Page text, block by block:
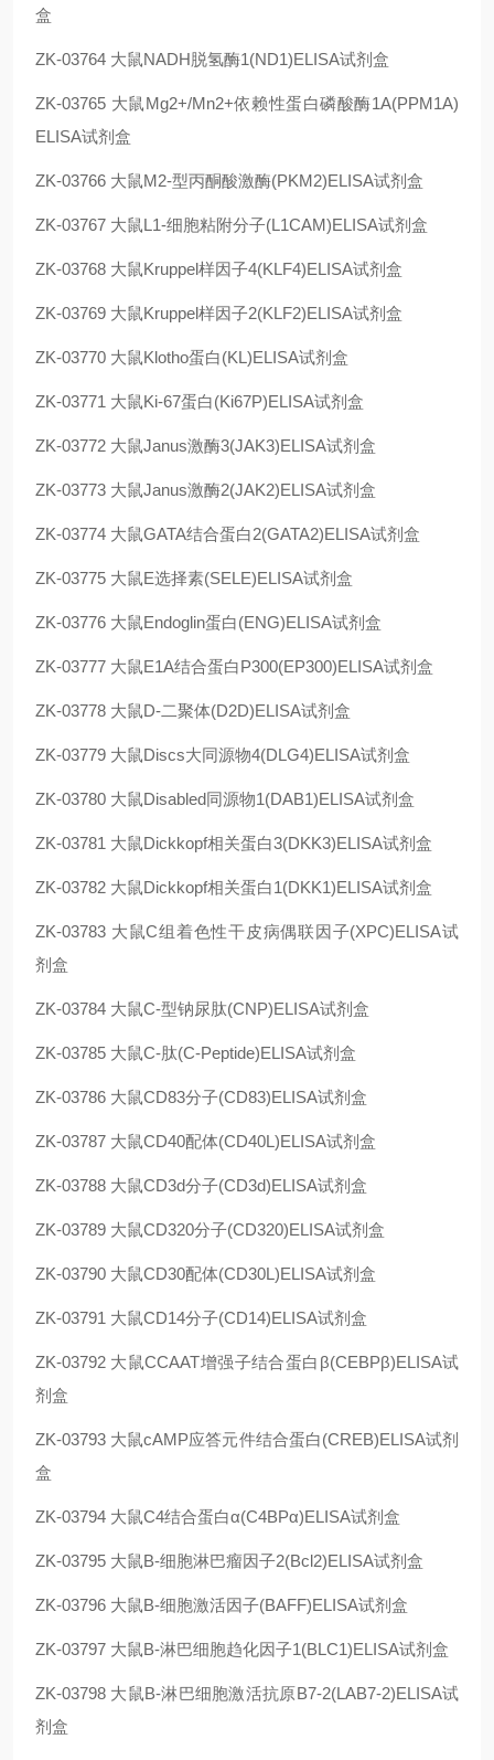
盒
ZK-03764 大鼠NADH脱氢酶1(ND1)ELISA试剂盒
ZK-03765 大鼠Mg2+/Mn2+依赖性蛋白磷酸酶1A(PPM1A)
ELISA试剂盒
ZK-03766 大鼠M2-型丙酮酸激酶(PKM2)ELISA试剂盒
ZK-03767 大鼠L1-细胞粘附分子(L1CAM)ELISA试剂盒
ZK-03768 大鼠Kruppel样因子4(KLF4)ELISA试剂盒
ZK-03769 大鼠Kruppel样因子2(KLF2)ELISA试剂盒
ZK-03770 大鼠Klotho蛋白(KL)ELISA试剂盒
ZK-03771 大鼠Ki-67蛋白(Ki67P)ELISA试剂盒
ZK-03772 大鼠Janus激酶3(JAK3)ELISA试剂盒
ZK-03773 大鼠Janus激酶2(JAK2)ELISA试剂盒
ZK-03774 大鼠GATA结合蛋白2(GATA2)ELISA试剂盒
ZK-03775 大鼠E选择素(SELE)ELISA试剂盒
ZK-03776 大鼠Endoglin蛋白(ENG)ELISA试剂盒
ZK-03777 大鼠E1A结合蛋白P300(EP300)ELISA试剂盒
ZK-03778 大鼠D-二聚体(D2D)ELISA试剂盒
ZK-03779 大鼠Discs大同源物4(DLG4)ELISA试剂盒
ZK-03780 大鼠Disabled同源物1(DAB1)ELISA试剂盒
ZK-03781 大鼠Dickkopf相关蛋白3(DKK3)ELISA试剂盒
ZK-03782 大鼠Dickkopf相关蛋白1(DKK1)ELISA试剂盒
ZK-03783 大鼠C组着色性干皮病偶联因子(XPC)ELISA试
剂盒
ZK-03784 大鼠C-型钠尿肽(CNP)ELISA试剂盒
ZK-03785 大鼠C-肽(C-Peptide)ELISA试剂盒
ZK-03786 大鼠CD83分子(CD83)ELISA试剂盒
ZK-03787 大鼠CD40配体(CD40L)ELISA试剂盒
ZK-03788 大鼠CD3d分子(CD3d)ELISA试剂盒
ZK-03789 大鼠CD320分子(CD320)ELISA试剂盒
ZK-03790 大鼠CD30配体(CD30L)ELISA试剂盒
ZK-03791 大鼠CD14分子(CD14)ELISA试剂盒
ZK-03792 大鼠CCAAT增强子结合蛋白β(CEBPβ)ELISA试
剂盒
ZK-03793 大鼠cAMP应答元件结合蛋白(CREB)ELISA试剂
盒
ZK-03794 大鼠C4结合蛋白α(C4BPα)ELISA试剂盒
ZK-03795 大鼠B-细胞淋巴瘤因子2(Bcl2)ELISA试剂盒
ZK-03796 大鼠B-细胞激活因子(BAFF)ELISA试剂盒
ZK-03797 大鼠B-淋巴细胞趋化因子1(BLC1)ELISA试剂盒
ZK-03798 大鼠B-淋巴细胞激活抗原B7-2(LAB7-2)ELISA试
剂盒